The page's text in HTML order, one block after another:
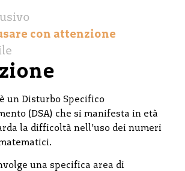
con attenzione
un Disturbo Specifico
(DSA) che si manifesta in età
la difficoltà nell’uso dei numeri
una specifica area di